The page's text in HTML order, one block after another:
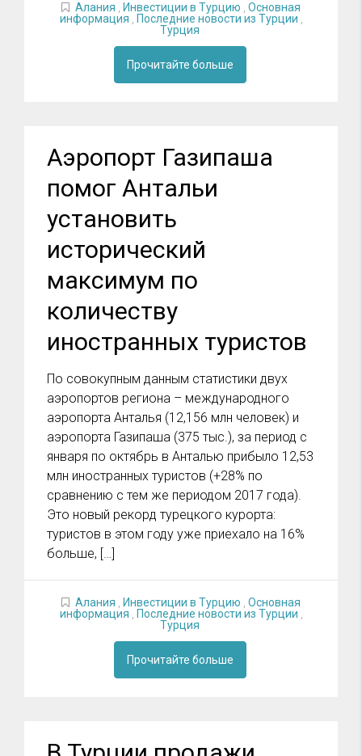
Алания Инвестиции в Турцию
Основная
информация
Последние новости из Турции
Турция
Прочитайте больше
Аэропорт Газипаша
помог Антальи
установить
исторический
максимум по
количеству
иностранных туристов
По совокупным данным статистики двух
аэропортов региона – международного
аэропорта Анталья (12,156 млн человек) и
аэропорта Газипаша (375 тыс.), за период с
января по октябрь в Анталью прибыло 12,53
млн иностранных туристов (+28% по
сравнению с тем же периодом 2017 года).
Это новый рекорд турецкого курорта:
туристов в этом году уже приехало на 16%
больше, […]
Алания Инвестиции в Турцию
Основная
информация
Последние новости из Турции
Турция
Прочитайте больше